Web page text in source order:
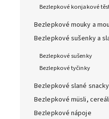
Bezlepkové konjakové
Bezlepkové mouky a
Bezlepkové sušenky a
Bezlepkové sušenky
Bezlepkové tyčinky
Bezlepkové slané
Bezlepkové müsli,
Bezlepkové nápoje